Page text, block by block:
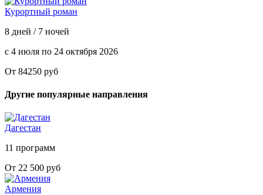
Курортный роман
8 дней / 7 ночей
с 4 июля по 24 октября 2026
От 84250 руб
Другие популярные направления
Дагестан
11 программ
От 22 500 руб
Армения